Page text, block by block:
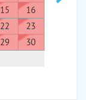
15
16
22
23
29
30